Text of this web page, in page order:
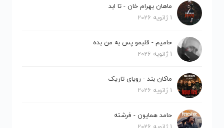
ماهان بهرام خان - تا ابد
1 ژانویه 2026
حامیم - قلبمو پس به من بده
1 ژانویه 2026
ماکان بند - رویای تاریک
1 ژانویه 2026
حامد همایون - فرشته